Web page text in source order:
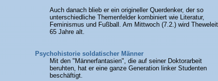
Auch danach blieb er ein origineller Querdenker, der so
unterschiedliche Themenfelder kombiniert wie Literatur,
Feminismus und Fußball. Am Mittwoch (7.2.) wird Theweleit
65 Jahre alt.
Psychohistorie soldatischer Männer
Mit den "Männerfantasien", die auf seiner Doktorarbeit
beruhten, hat er eine ganze Generation linker Studenten
beschäftigt.